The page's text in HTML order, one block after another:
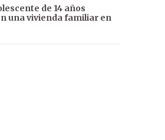
de 14 años
una vivienda familiar en